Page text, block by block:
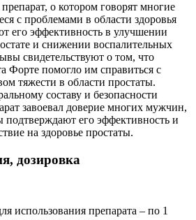
о котором говорят многие
с проблемами в области здоровья
его эффективность в улучшении
и снижении воспалительных
свидетельствуют о том, что
Форте помогло им справиться с
тяжести в области простаты.
составу и безопасности
завоевал доверие многих мужчин,
подтверждают его эффективность и
на здоровье простаты.
дозировка
использования препарата – по 1